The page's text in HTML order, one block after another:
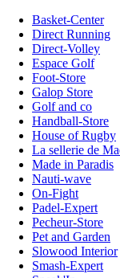
Basket-Center
Direct Running
Direct-Volley
Espace Golf
Foot-Store
Galop Store
Golf and co
Handball-Store
House of Rugby
La sellerie de
Made in Paradis
Nauti-wave
On-Fight
Padel-Expert
Pecheur-Store
Pet and Garden
Slowood Interior
Smash-Expert